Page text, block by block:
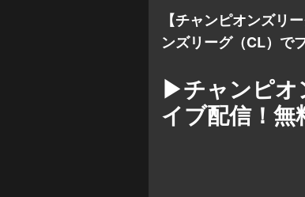
【チャンピオンズリ
ンズリーグ（CL）で
▶チャンピオ
イブ配信！無